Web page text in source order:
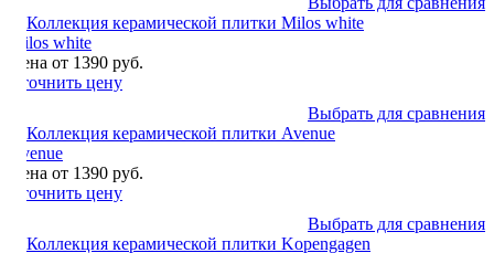
Milos white
Цена от 1390 руб.
Уточнить цену
Выбрать для сравнения
Avenue
Цена от 1390 руб.
Уточнить цену
Выбрать для сравнения